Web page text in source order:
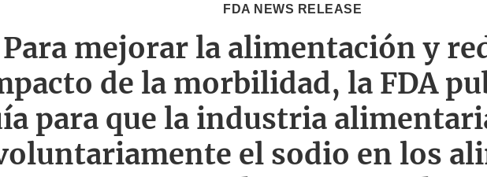
FDA NEWS RELEASE
Para mejorar la alimentación y
de la morbilidad, la FDA
para que la industria
el sodio en los